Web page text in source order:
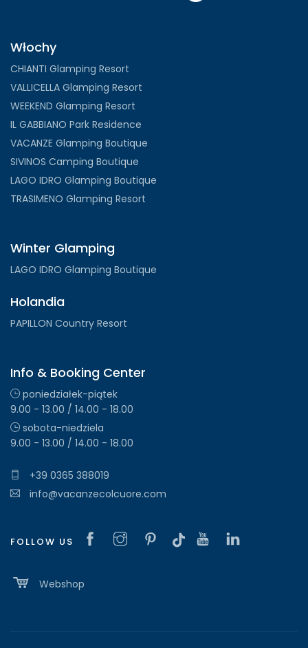
Włochy
CHIANTI Glamping Resort
VALLICELLA Glamping Resort
WEEKEND Glamping Resort
IL GABBIANO Park Residence
VACANZE Glamping Boutique
SIVINOS Camping Boutique
LAGO IDRO Glamping Boutique
TRASIMENO Glamping Resort
Winter Glamping
LAGO IDRO Glamping Boutique
Holandia
PAPILLON Country Resort
Info & Booking Center
poniedziałek-piątek
9.00 - 13.00 / 14.00 - 18.00
sobota-niedziela
9.00 - 13.00 / 14.00 - 18.00
+39 0365 388019
info@vacanzecolcuore.com
FOLLOW US
Webshop